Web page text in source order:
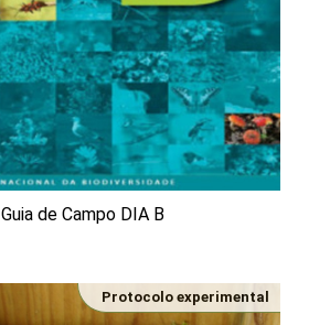
Guia de Campo DIA B
Protocolo experimental